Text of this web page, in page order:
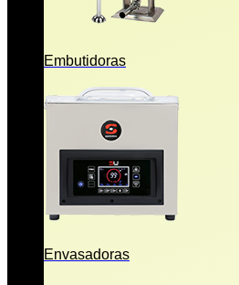
Embutidoras
Envasadoras